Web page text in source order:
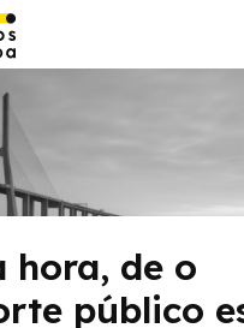
hora, de o
público